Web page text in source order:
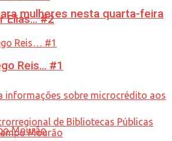
mulheres nesta quarta-feira
Elias… #2
Reis… #1